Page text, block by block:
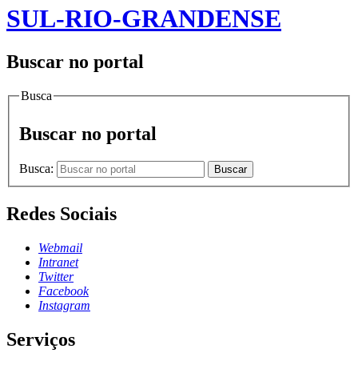
SUL-RIO-GRANDENSE
Buscar no portal
Busca
Buscar no portal
Busca: Buscar
Redes Sociais
Webmail
Intranet
Twitter
Facebook
Instagram
Serviços